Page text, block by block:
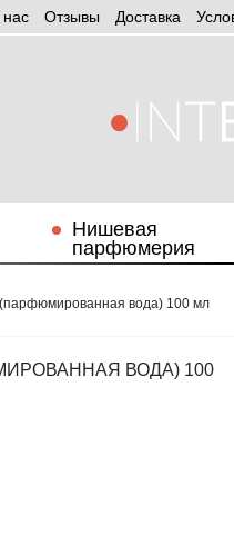
Отзывы Доставка
Нишевая
парфюмерия
вода) 100 мл
ВОДА) 100